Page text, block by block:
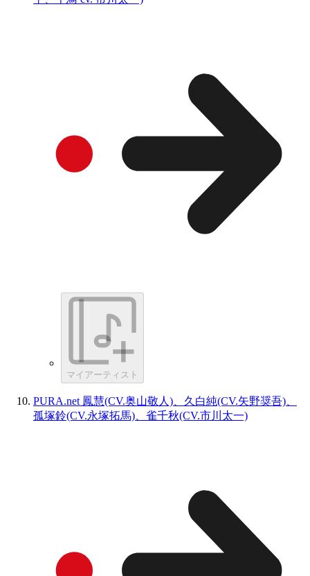
マイアーティスト
PURA.net 鳳慧(CV.奥山敬人)、久白純(CV.矢野奨吾)、
孤塚鈴(CV.永塚拓馬)、雀千秋(CV.市川太一)